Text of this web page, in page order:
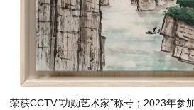
荣获CCTV“功勋艺术家”称号；2023年参